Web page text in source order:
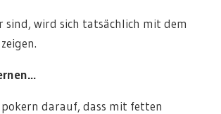
sind, wird sich tatsächlich mit dem
pokern darauf, dass mit fetten